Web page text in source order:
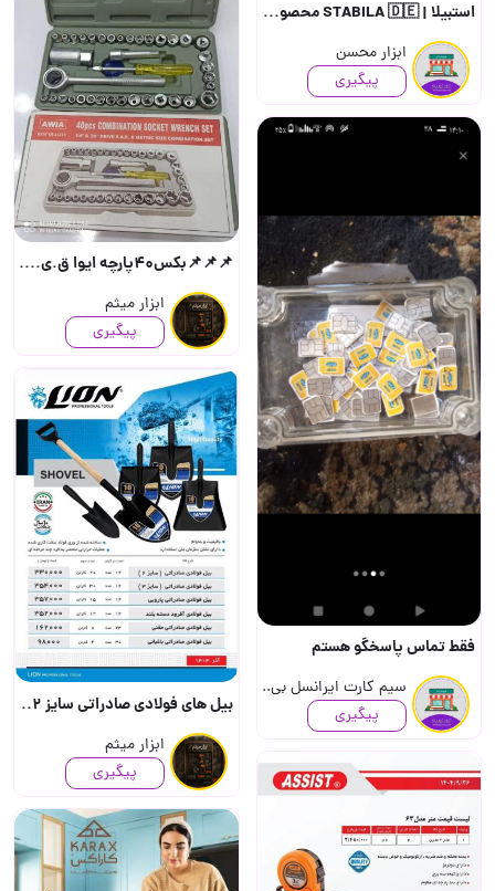
استبیلا | STABILA 🇩🇪 محصولات اندازه‌گیری استبیلا آلمان مجموعه کامل ابزارهای اندازه‌گ..
ابزار محسن
پیگیری
فقط تماس پاسخگو هستم
سیم کارت ایرانسل بی..
پیگیری
📌📌📌بکس40پارچه ایوا ق.ی.م.ت :3/400/000 کارتن20 عددی هر ماه لیست بروز محصولات گذاشته ..
ابزار میثم
پیگیری
بیل های فولادی صادراتی سایز ۲ [۳۳۰.۰۰]🪏 بیل های فولادی صادراتی سایز ۳ [۳۵۴.۰۰۰]🪏 بیل..
ابزار میثم
پیگیری